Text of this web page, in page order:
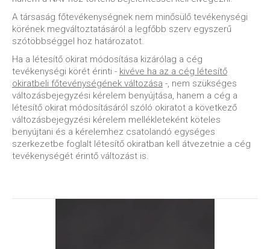
A társaság főtevékenységnek nem minősülő tevékenységi
körének megváltoztatásáról a legfőbb szerv egyszerű
szótöbbséggel hoz határozatot.
Ha a létesítő okirat módosítása kizárólag a cég
tevékenységi körét érinti - kivéve ha az a cég létesítő
okiratbeli főtevénységének változása -, nem szükséges
változásbejegyzési kérelem benyújtása, hanem a cég a
létesítő okirat módosításáról szóló okiratot a következő
változásbejegyzési kérelem mellékleteként köteles
benyújtani és a kérelemhez csatolandó egységes
szerkezetbe foglalt létesítő okiratban kell átvezetnie a cég
tevékenységét érintő változást is.